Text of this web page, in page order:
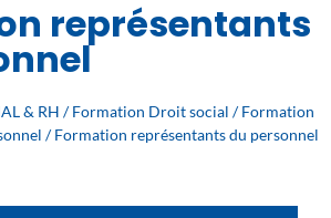
représentants
& RH /Formation Droit social /Formation
/ Formation représentants du personnel